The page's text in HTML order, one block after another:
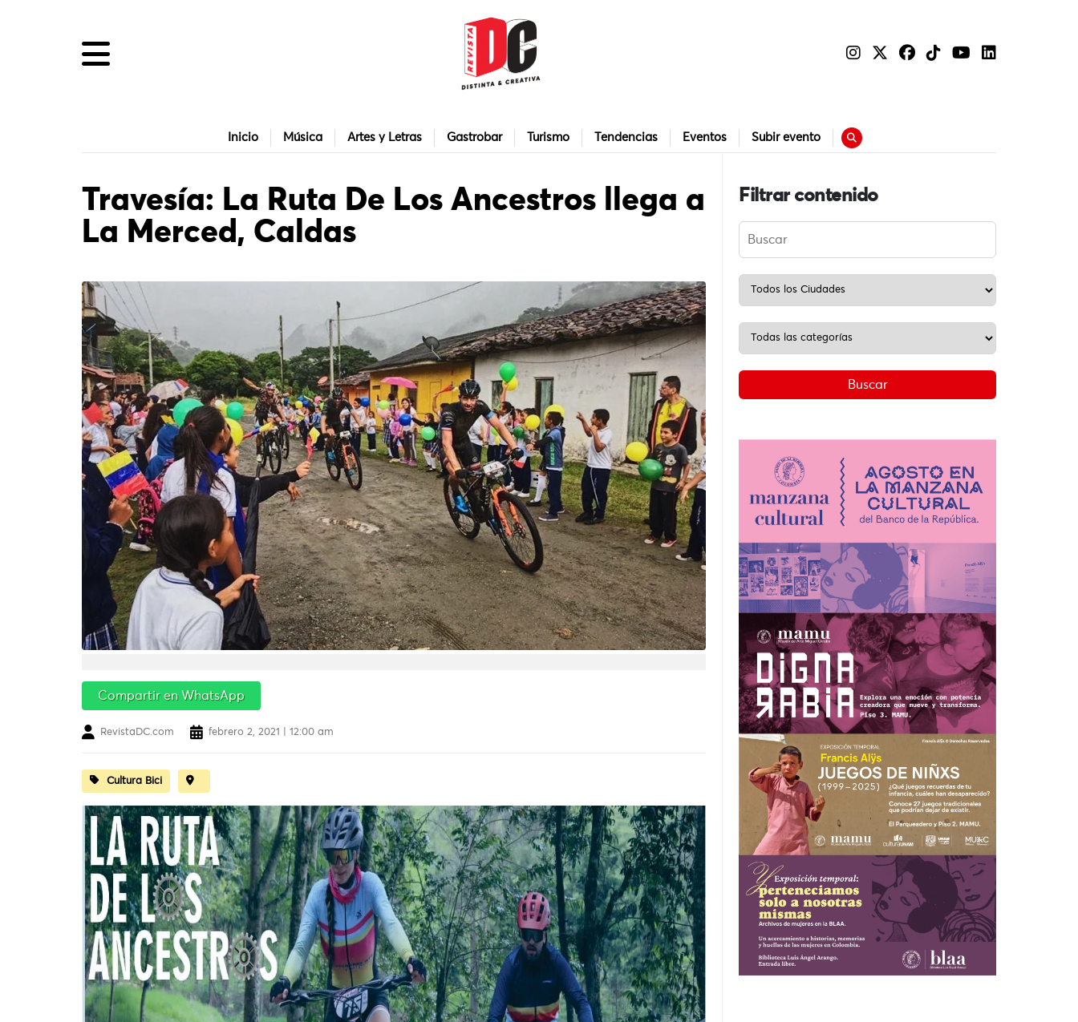
Inicio Música Artes y Letras Gastrobar Turismo Tendencias Eventos Subir evento
Travesía: La Ruta De Los Ancestros llega a
La Merced, Caldas
Compartir en WhatsApp
RevistaDC.com febrero 2, 2021 | 12:00 am
Cultura Bici
Filtrar contenido